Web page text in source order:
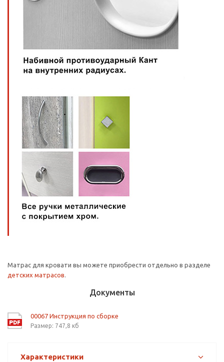
Матрас для кровати вы можете приобрести отдельно в разделе
детских матрасов.
Документы
00067 Инструкция по сборке
Размер: 747,8 кб
Характеристики